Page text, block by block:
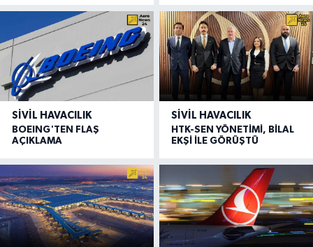
SIVIL HAVACILIK
BOEING'TEN FLAŞ
AÇIKLAMA
SIVIL HAVACILIK
HTK-SEN YÖNETİMİ, BİLAL
EKŞİ İLE GÖRÜŞTÜ